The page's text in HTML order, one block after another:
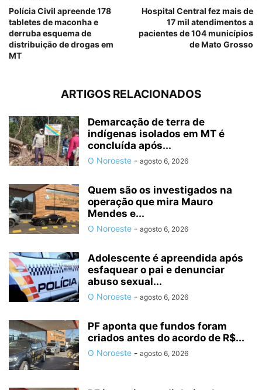
Polícia Civil apreende 178
tabletes de maconha e
derruba esquema de
distribuição de drogas em
MT
Hospital Central fez mais de
17 mil atendimentos a
pacientes de 104 municípios
de Mato Grosso
ARTIGOS RELACIONADOS
Demarcação de terra de
indígenas isolados em MT é
concluída após...
O Noroeste - agosto 6, 2026
Quem são os investigados na
operação que mira Mauro
Mendes e...
O Noroeste - agosto 6, 2026
Adolescente é apreendida após
esfaquear o pai e denunciar
abuso sexual...
O Noroeste - agosto 6, 2026
PF aponta que fundos foram
criados antes do acordo de R$...
O Noroeste - agosto 6, 2026